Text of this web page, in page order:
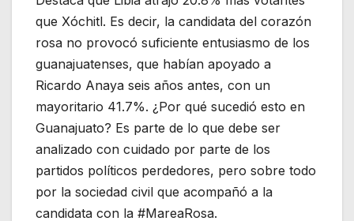
que Xóchitl. Es decir, la candidata del corazón
rosa no provocó suficiente entusiasmo de los
guanajuatenses, que habían apoyado a
Ricardo Anaya seis años antes, con un
mayoritario 41.7%. ¿Por qué sucedió esto en
Guanajuato? Es parte de lo que debe ser
analizado con cuidado por parte de los
partidos políticos perdedores, pero sobre todo
por la sociedad civil que acompañó a la
candidata con la #MareaRosa.